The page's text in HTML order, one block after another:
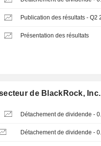
Présentation des résultats
de BlackRock, Inc.